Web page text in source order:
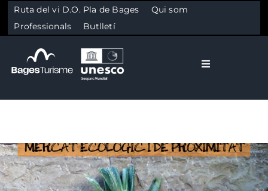
Skip to content
Ruta del vi D.O. Pla de Bages
Qui som
Professionals
Butlletí
Toggle
Cultura